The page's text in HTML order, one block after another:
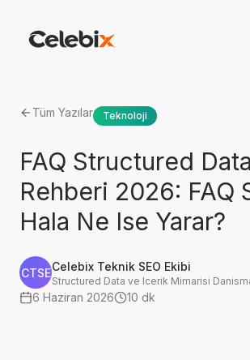
Tüm Yazılar Teknoloji
FAQ Structured Data
Rehberi 2026: FAQ
Hala Ne Ise Yarar?
CTSECelebix Teknik SEO Ekibi
Structured Data ve Icerik Mimarisi
6 Haziran 2026 10 dk